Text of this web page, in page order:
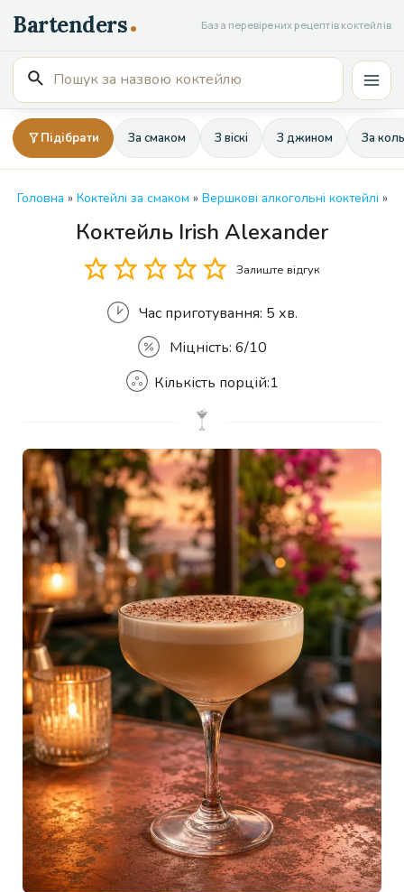
до
вмісту
База перевірених рецептів коктейлів
Пошук
для:
Підібрати За смаком З віскі З джином За
Головна » Коктейлі за смаком » Вершкові алкогольні коктейлі »
Коктейль Irish Alexander
Залиште відгук
Час приготування: 5 хв.
Міцність: 6/10
Кількість
Кількість порцій:1